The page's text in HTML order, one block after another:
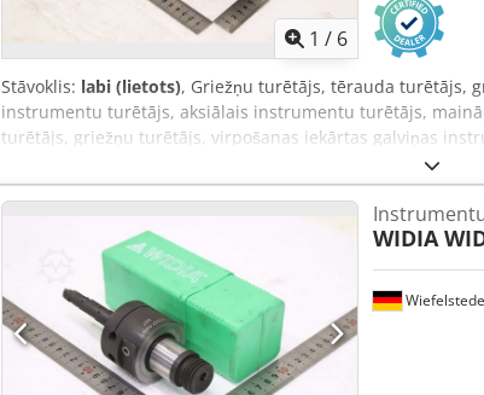
1 / 6
Stāvoklis: labi (lietots), Griežņu turētājs, tērauda turētājs,
instrumentu turētājs, aksiālais instrumentu turētājs,
turētājs, griežņu turētājs, virpošanas iekārtas galviņas
turētājs, tērauda turētājs -Pielāgojums: Ø 32 mm,
pieejams -Izmēri: 295/140/H110 mm -Svars: 8,8 kg
Wiefelstede
WIDIA